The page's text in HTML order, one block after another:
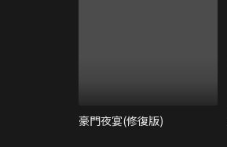
豪門夜宴(修復版)